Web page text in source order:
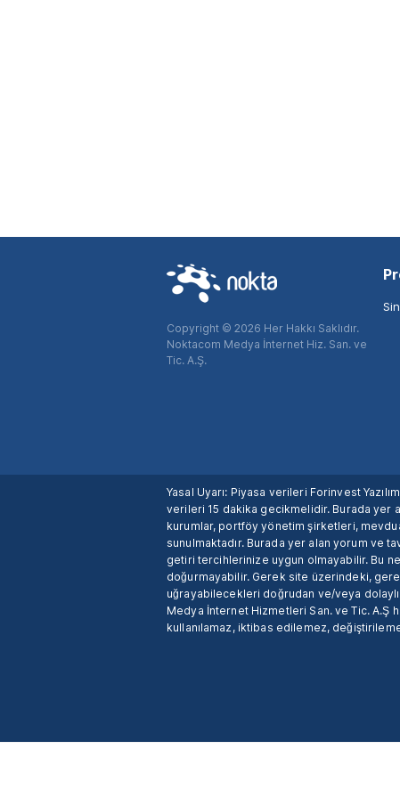
Copyright © 2026 Her Hakkı Saklıdır.
Noktacom Medya İnternet Hiz. San. ve
Tic. A.Ş.
Yasal Uyarı: Piyasa verileri Forinvest
verileri 15 dakika gecikmelidir. Burada yer
kurumlar, portföy yönetim şirketleri,
sunulmaktadır. Burada yer alan yorum ve
getiri tercihlerinize uygun olmayabilir. Bu
doğurmayabilir. Gerek site üzerindeki,
uğrayabilecekleri doğrudan ve/veya
Medya İnternet Hizmetleri San. ve Tic. A.Ş
kullanılamaz, iktibas edilemez,